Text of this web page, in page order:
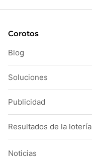
Corotos
Blog
Soluciones
Publicidad
Resultados de la lotería
Noticias